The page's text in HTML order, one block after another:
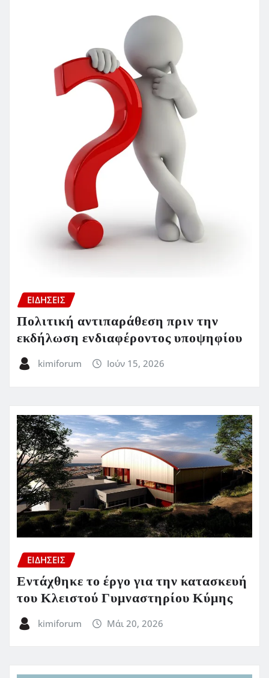
ΕΙΔΗΣΕΙΣ
Πολιτική αντιπαράθεση πριν την
εκδήλωση ενδιαφέροντος υποψηφίου
kimiforum Ιούν 15, 2026
ΕΙΔΗΣΕΙΣ
Εντάχθηκε το έργο για την κατασκευή
του Κλειστού Γυμναστηρίου Κύμης
kimiforum Μάι 20, 2026